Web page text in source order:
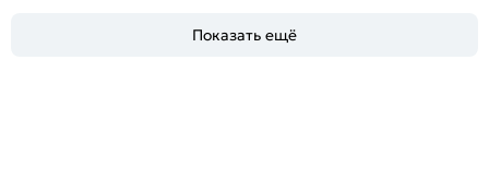
Показать ещё